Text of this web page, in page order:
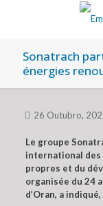
Sonatrach
énergies
26 Outubro,
Le groupe
international des
propres et du
organisée du 24
d’Oran, a